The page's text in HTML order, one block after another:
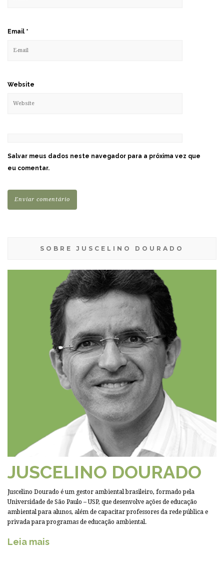
Email *
Website
Salvar meus dados neste navegador para a próxima vez que
eu comentar.
SOBRE JUSCELINO DOURADO
JUSCELINO DOURADO
Juscelino Dourado é um gestor ambiental brasileiro, formado pela
Universidade de São Paulo – USP, que desenvolve ações de educação
ambiental para alunos, além de capacitar professores da rede pública e
privada para programas de educação ambiental.
Leia mais